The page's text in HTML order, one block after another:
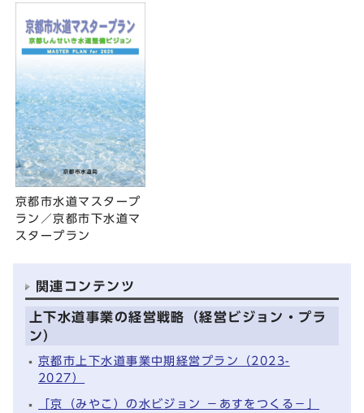
京都市水道マスタープ
ラン／京都市下水道マ
スタープラン
関連コンテンツ
上下水道事業の経営戦略（経営ビジョン・プラ
ン）
京都市上下水道事業中期経営プラン（2023-
2027）
「京（みやこ）の水ビジョン －あすをつくる－」